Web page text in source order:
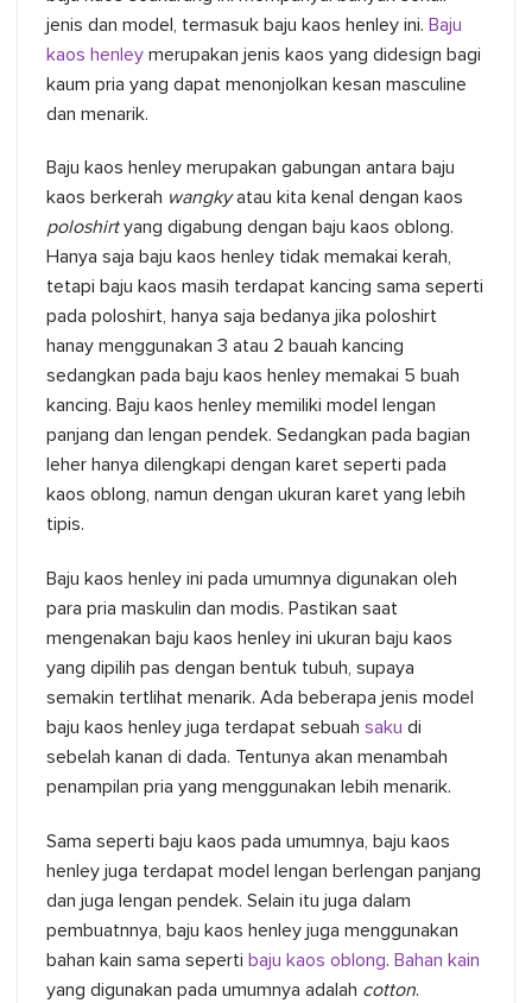
jenis dan model, termasuk baju kaos henley ini. Baju
kaos henley merupakan jenis kaos yang didesign bagi
kaum pria yang dapat menonjolkan kesan masculine
dan menarik.
Baju kaos henley merupakan gabungan antara baju
kaos berkerah wangkyatau kita kenal dengan kaos
poloshirtyang digabung dengan baju kaos oblong.
Hanya saja baju kaos henley tidak memakai kerah,
tetapi baju kaos masih terdapat kancing sama seperti
pada poloshirt, hanya saja bedanya jika poloshirt
hanay menggunakan 3 atau 2 bauah kancing
sedangkan pada baju kaos henley memakai 5 buah
kancing. Baju kaos henley memiliki model lengan
panjang dan lengan pendek. Sedangkan pada bagian
leher hanya dilengkapi dengan karet seperti pada
kaos oblong, namun dengan ukuran karet yang lebih
tipis.
Baju kaos henley ini pada umumnya digunakan oleh
para pria maskulin dan modis. Pastikan saat
mengenakan baju kaos henley ini ukuran baju kaos
yang dipilih pas dengan bentuk tubuh, supaya
semakin tertlihat menarik. Ada beberapa jenis model
baju kaos henley juga terdapat sebuah saku di
sebelah kanan di dada. Tentunya akan menambah
penampilan pria yang menggunakan lebih menarik.
Sama seperti baju kaos pada umumnya, baju kaos
henley juga terdapat model lengan berlengan panjang
dan juga lengan pendek. Selain itu juga dalam
pembuatnnya, baju kaos henley juga menggunakan
bahan kain sama seperti baju kaos oblong. Bahan kain
yang digunakan pada umumnya adalah cotton.